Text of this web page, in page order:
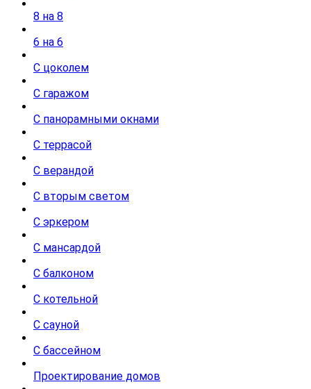
8 на 8
6 на 6
С цоколем
С гаражом
С панорамными окнами
С террасой
С верандой
С вторым светом
С эркером
С мансардой
С балконом
С котельной
С сауной
С бассейном
Проектирование домов